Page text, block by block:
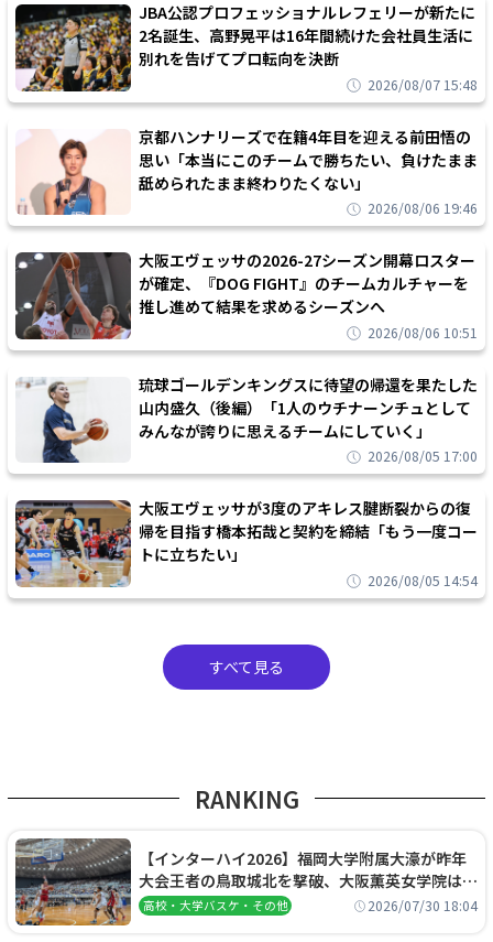
JBA公認プロフェッショナルレフェリーが新たに
2名誕生、高野晃平は16年間続けた会社員生活に
別れを告げてプロ転向を決断
2026/08/07 15:48
京都ハンナリーズで在籍4年目を迎える前田悟の
思い「本当にこのチームで勝ちたい、負けたまま
舐められたまま終わりたくない」
2026/08/06 19:46
大阪エヴェッサの2026-27シーズン開幕ロスター
が確定、『DOG FIGHT』のチームカルチャーを
推し進めて結果を求めるシーズンへ
2026/08/06 10:51
琉球ゴールデンキングスに待望の帰還を果たした
山内盛久（後編）「1人のウチナーンチュとして
みんなが誇りに思えるチームにしていく」
2026/08/05 17:00
大阪エヴェッサが3度のアキレス腱断裂からの復
帰を目指す橋本拓哉と契約を締結「もう一度コー
トに立ちたい」
2026/08/05 14:54
すべて見る
RANKING
【インターハイ2026】福岡大学附属大濠が昨年
大会王者の鳥取城北を撃破、大阪薫英女学院は岐
阜女子に完勝、大会3日目試合結果
高校・大学バスケ・その他 2026/07/30 18:04